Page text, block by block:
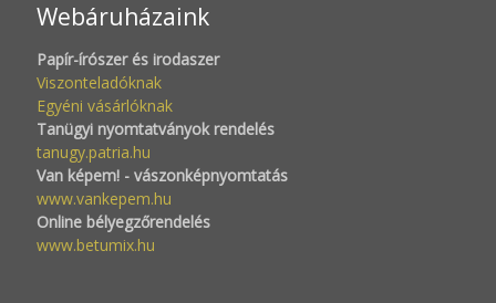
Webáruházaink
Papír-írószer és irodaszer
Viszonteladóknak
Egyéni vásárlóknak
Tanügyi nyomtatványok rendelés
tanugy.patria.hu
Van képem! - vászonképnyomtatás
www.vankepem.hu
Online bélyegzőrendelés
www.betumix.hu